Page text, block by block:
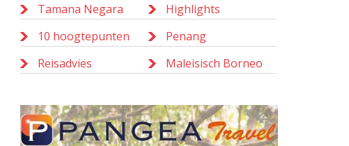
Tamana Negara
Highlights
10 hoogtepunten
Penang
Reisadvies
Maleisisch Borneo